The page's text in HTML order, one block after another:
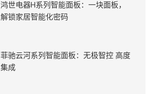
鸿世电器H系列智能面板：一块面板，
解锁家居智能化密码
菲驰云河系列智能面板：无极智控 高度
集成